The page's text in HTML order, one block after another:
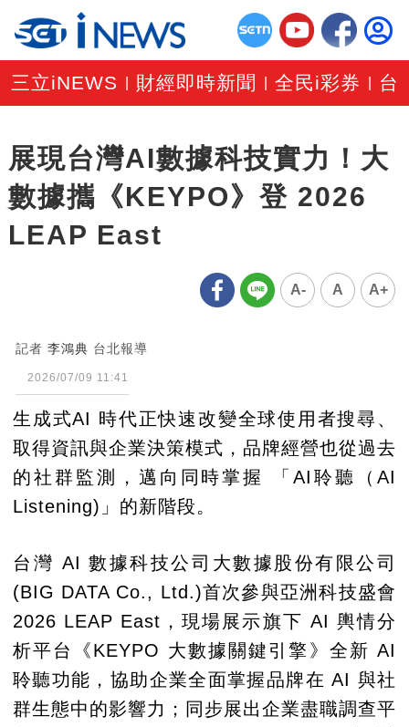
三立iNEWS 財經即時新聞 |全民i彩券 台
展現台灣AI數據科技實力！大
數據攜《KEYPO》登 2026
LEAP East
A- A A+
記者 李鴻典 台北報導
2026/07/09 11:41
生成式AI 時代正快速改變全球使用者搜尋、
取得資訊與企業決策模式，品牌經營也從過去
的社群監測，邁向同時掌握 「AI聆聽（AI
Listening)」的新階段。
台灣 AI 數據科技公司大數據股份有限公司
(BIG DATA Co., Ltd.)首次參與亞洲科技盛會
2026 LEAP East，現場展示旗下 AI 輿情分
析平台《KEYPO 大數據關鍵引擎》全新 AI
聆聽功能，協助企業全面掌握品牌在 AI 與社
群生態中的影響力；同步展出企業盡職調查平